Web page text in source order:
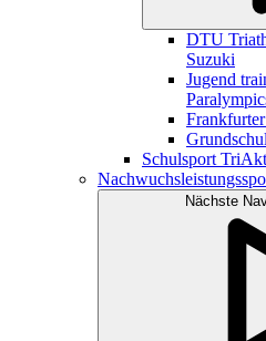
DTU
Suzuki
Jugend
Schulsport
Nächste